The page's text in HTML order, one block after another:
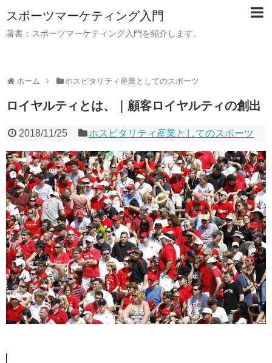
スポーツマーケティング入門
著書：スポーツマーケティング入門を紹介します。
ホーム ホスピタリティ産業としてのスポーツ
ロイヤルティとは、｜顧客ロイヤルティの創出
2018/11/25 ホスピタリティ産業としてのスポーツ